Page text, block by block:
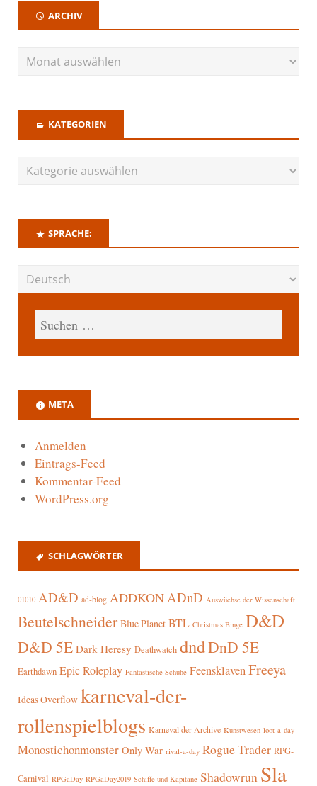
ARCHIV
KATEGORIEN
SPRACHE:
META
Anmelden
Eintrags-Feed
Kommentar-Feed
WordPress.org
SCHLAGWÖRTER
01010 AD&D ad-blog ADDKONADnD Auswüchse der Wissenschaft
Beutelschneider Blue Planet BTL Christmas Binge D&D
D&D 5E Dark Heresy Deathwatch dndDnD 5E
Earthdawn Epic Roleplay Fantastische Schuhe FeensklavenFreeya
Ideas Overflow karneval-der-
rollenspielblogs Karneval der Archive Kunstwesen loot-a-day
Monostichonmonster Only War rival-a-day Rogue Trader RPG-
Carnival RPGaDay RPGaDay2019 Schiffe und Kapitäne Shadowrun Sla